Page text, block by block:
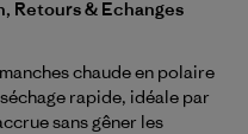
Retours & Echanges
chaude en polaire
rapide, idéale par
sans gêner les